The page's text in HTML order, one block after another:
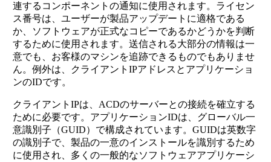
連するコンポーネントの通知に使用されます。ライセン
ス番号は、ユーザーが製品アップデートに適格である
か、ソフトウェアが正式なコピーであるかどうかを判断
するために使用されます。送信される大部分の情報は一
意でも、お客様のマシンを追跡できるものでもありませ
ん。例外は、クライアントIPアドレスとアプリケーショ
ンのIDです。
クライアントIPは、ACDのサーバーとの接続を確立する
ために必要です。アプリケーションIDは、グローバル一
意識別子（GUID）で構成されています。GUIDは英数字
の識別子で、製品の一意のインストールを識別するため
に使用され、多くの一般的なソフトウェアアプリケーシ